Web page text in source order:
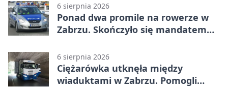
6 sierpnia 2026
Ponad dwa promile na rowerze w
Zabrzu. Skończyło się mandatem
6 sierpnia 2026
Ciężarówka utknęła między
wiaduktami w Zabrzu. Pomogli